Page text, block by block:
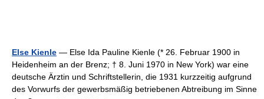
Else Kienle — Else Ida Pauline Kienle (* 26. Februar 1900 in
Heidenheim an der Brenz; † 8. Juni 1970 in New York) war eine
deutsche Ärztin und Schriftstellerin, die 1931 kurzzeitig aufgrund
des Vorwurfs der gewerbsmäßig betriebenen Abtreibung im Sinne